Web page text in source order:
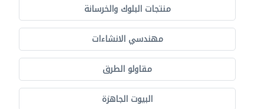
منتجات البلوك والخرسانة
مهندسي الانشاءات
مقاولو الطرق
البيوت الجاهزة